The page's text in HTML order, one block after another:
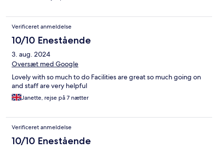
Verificeret anmeldelse
10/10 Enestående
3. aug. 2024
Oversæt med Google
Lovely with so much to do Facilities are great so much going on
and staff are very helpful
Janette, rejse på 7 nætter
Verificeret anmeldelse
10/10 Enestående